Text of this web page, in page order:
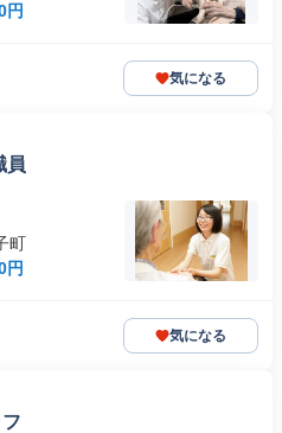
円
気になる
員
町
円
気になる